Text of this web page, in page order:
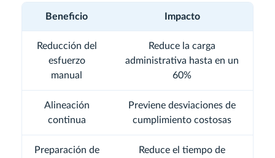
Beneficio Impacto
Reducción del
esfuerzo
manual
Reduce la carga
administrativa hasta en un
60%
Alineación
continua
Previene desviaciones de
cumplimiento costosas
Preparación de
Reduce el tiempo de